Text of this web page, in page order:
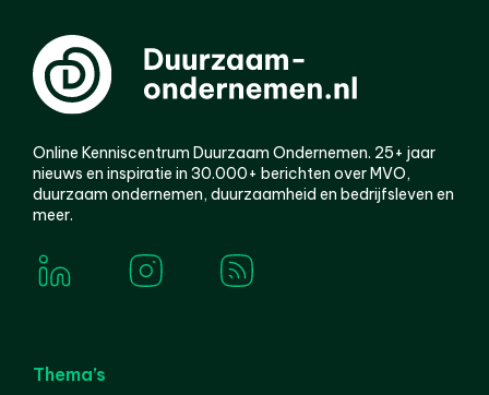
Online Kenniscentrum Duurzaam Ondernemen. 25+ jaar
nieuws en inspiratie in 30.000+ berichten over MVO,
duurzaam ondernemen, duurzaamheid en bedrijfsleven en
meer.
Thema’s